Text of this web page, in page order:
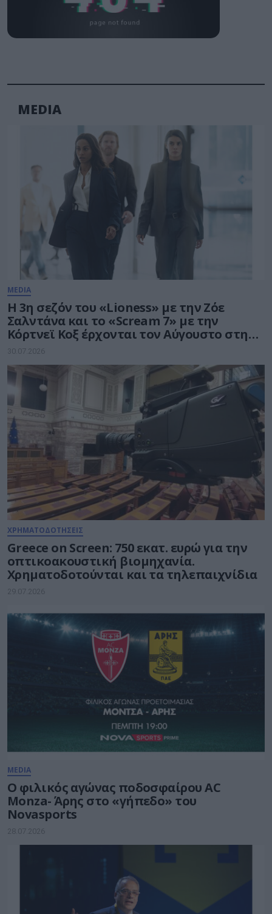
MEDIA
MEDIA
Η 3η σεζόν του «Lioness» με την Ζόε
Σαλντάνα και το «Scream 7» με την
Κόρτνεϊ Κοξ έρχονται τον Αύγουστο στην
COSMOTE TV
30.07.2026
ΧΡΗΜΑΤΟΔΟΤΗΣΕΙΣ
Greece on Screen: 750 εκατ. ευρώ για την
οπτικοακουστική βιομηχανία.
Χρηματοδοτούνται και τα τηλεπαιχνίδια
29.07.2026
MEDIA
Ο φιλικός αγώνας ποδοσφαίρου AC
Monza- Άρης στο «γήπεδο» του
Novasports
28.07.2026